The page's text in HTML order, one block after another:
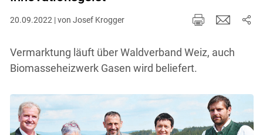
20.09.2022 | von Josef Krogger
Vermarktung läuft über Waldverband Weiz, auch
Biomasseheizwerk Gasen wird beliefert.